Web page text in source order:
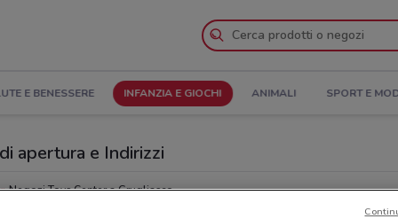
E BENESSERE INFANZIA E GIOCHI ANIMALI SPORT E
apertura e Indirizzi
Negozi Toys Center a Grugliasco